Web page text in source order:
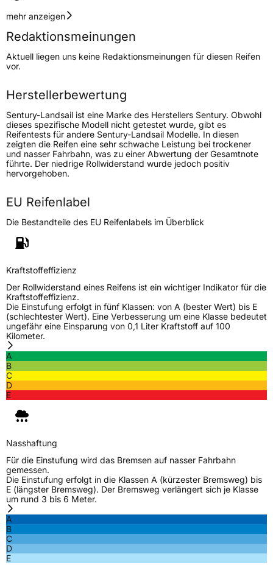
Geschwindigkeitsindex
Lastindex 121/120
Generelle Merkmale
FahrzeugtypTransporter
VerwendungSommerreifen
ModellnameLSV 88 Plus
Weitere Eigenschaften
Schlauchtyp
C-ReifenJa
EU Label
Rollgeräusch (dB)
72
Fahrzeugklasse C2
3PMSF / Schneeflockensymbol / Alpine-Symbol
EPREL ID1856108
Allgemeine Produktsicherheit (GPSR)
mehr anzeigen
Redaktionsmeinungen
Aktuell liegen uns keine Redaktionsmeinungen für diesen Reifen
vor.
Herstellerbewertung
Sentury-Landsail ist eine Marke des Herstellers Sentury. Obwohl
dieses spezifische Modell nicht getestet wurde, gibt es
Reifentests für andere Sentury-Landsail Modelle. In diesen
zeigten die Reifen eine sehr schwache Leistung bei trockener
und nasser Fahrbahn, was zu einer Abwertung der Gesamtnote
führte. Der niedrige Rollwiderstand wurde jedoch positiv
hervorgehoben.
EU Reifenlabel
Die Bestandteile des EU Reifenlabels im Überblick
Kraftstoffeffizienz
Der Rollwiderstand eines Reifens ist ein wichtiger Indikator für die
Kraftstoffeffizienz.
Die Einstufung erfolgt in fünf Klassen: von A (bester Wert) bis E
(schlechtester Wert). Eine Verbesserung um eine Klasse bedeutet
ungefähr eine Einsparung von 0,1 Liter Kraftstoff auf 100
Kilometer.
A
B
C
D
E
Nasshaftung
Für die Einstufung wird das Bremsen auf nasser Fahrbahn
gemessen.
Die Einstufung erfolgt in die Klassen A (kürzester Bremsweg) bis
E (längster Bremsweg). Der Bremsweg verlängert sich je Klasse
um rund 3 bis 6 Meter.
A
B
C
D
E